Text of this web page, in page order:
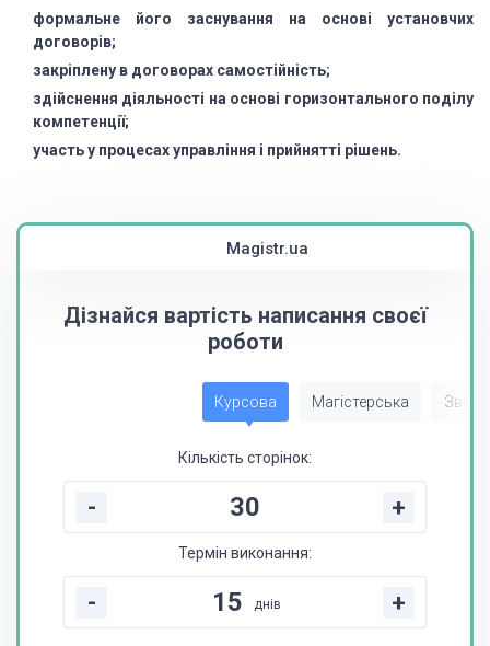
формальне його заснування на основі установчих
договорів;
закріплену в договорах самостійність;
здійснення діяльності на основі горизонтального поділу
компетенції;
участь у процесах управління і прийнятті рішень.
Magistr.ua
Дізнайся вартість написання своєї
роботи
Курсова Магістерська Звіт
Кількість сторінок:
- +
Термін виконання:
- днів +